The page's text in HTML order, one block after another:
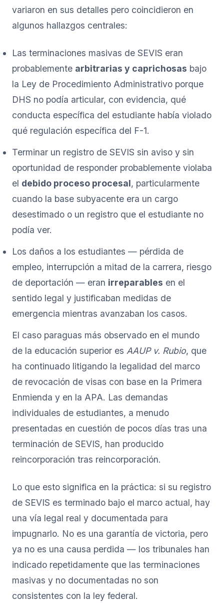
variaron en sus detalles pero coincidieron en
algunos hallazgos centrales:
Las terminaciones masivas de SEVIS eran
probablemente arbitrarias y caprichosas bajo
la Ley de Procedimiento Administrativo porque
DHS no podía articular, con evidencia, qué
conducta específica del estudiante había violado
qué regulación específica del F-1.
Terminar un registro de SEVIS sin aviso y sin
oportunidad de responder probablemente violaba
el debido proceso procesal, particularmente
cuando la base subyacente era un cargo
desestimado o un registro que el estudiante no
podía ver.
Los daños a los estudiantes — pérdida de
empleo, interrupción a mitad de la carrera, riesgo
de deportación — eran irreparables en el
sentido legal y justificaban medidas de
emergencia mientras avanzaban los casos.
El caso paraguas más observado en el mundo
de la educación superior es AAUP v. Rubio, que
ha continuado litigando la legalidad del marco
de revocación de visas con base en la Primera
Enmienda y en la APA. Las demandas
individuales de estudiantes, a menudo
presentadas en cuestión de pocos días tras una
terminación de SEVIS, han producido
reincorporación tras reincorporación.
Lo que esto significa en la práctica: si su registro
de SEVIS es terminado bajo el marco actual, hay
una vía legal real y documentada para
impugnarlo. No es una garantía de victoria, pero
ya no es una causa perdida — los tribunales han
indicado repetidamente que las terminaciones
masivas y no documentadas no son
consistentes con la ley federal.